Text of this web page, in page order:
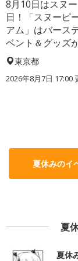
8月10日はスヌ
日！「スヌーピ
アム」はバース
ベント＆グッズ
東京都
2026年8月7日 17:00
夏休みのイ
夏
夏休